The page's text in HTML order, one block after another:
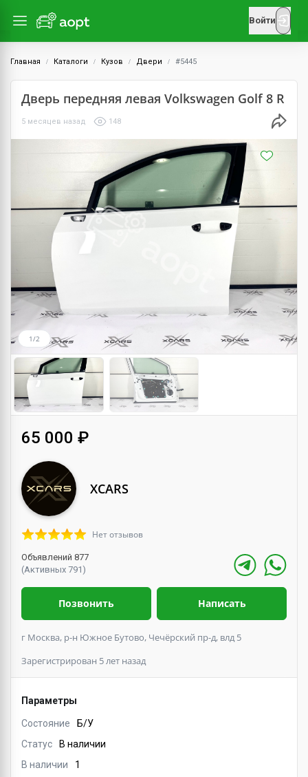
Войти
Главная Каталоги Кузов Двери #5445
Дверь передняя левая Volkswagen Golf 8 R
5 месяцев назад 148
1/2
65 000 ₽
XCARS
Нет отзывов
Объявлений 877
(Активных 791)
Позвонить Написать
г Москва, р-н Южное Бутово, Чечёрский пр-д, влд 5
Зарегистрирован 5 лет назад
Параметры
Состояние
Б/У
Статус
В наличии
В наличии
1